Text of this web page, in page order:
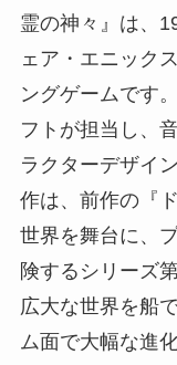
霊の神々』は、
ェア・エニック
ングゲームです
フトが担当し、
ラクターデザイ
作は、前作の『
世界を舞台に、
険するシリーズ
広大な世界を船
ム面で大幅な進